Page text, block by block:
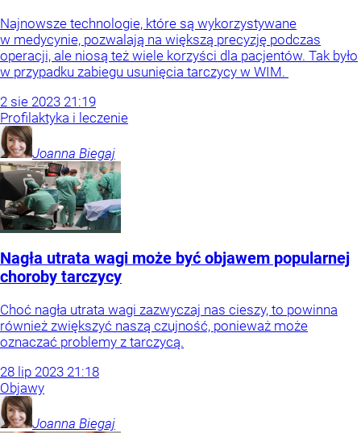
Najnowsze technologie, które są wykorzystywane
w medycynie, pozwalają na większą precyzję podczas
operacji, ale niosą też wiele korzyści dla pacjentów. Tak było
w przypadku zabiegu usunięcia tarczycy w WIM.
2 sie 2023 21:19
Profilaktyka i leczenie
Joanna Biegaj
Nagła utrata wagi może być objawem popularnej
choroby tarczycy
Choć nagła utrata wagi zazwyczaj nas cieszy, to powinna
również zwiększyć naszą czujność, ponieważ może
oznaczać problemy z tarczycą.
28 lip 2023 21:18
Objawy
Joanna Biegaj